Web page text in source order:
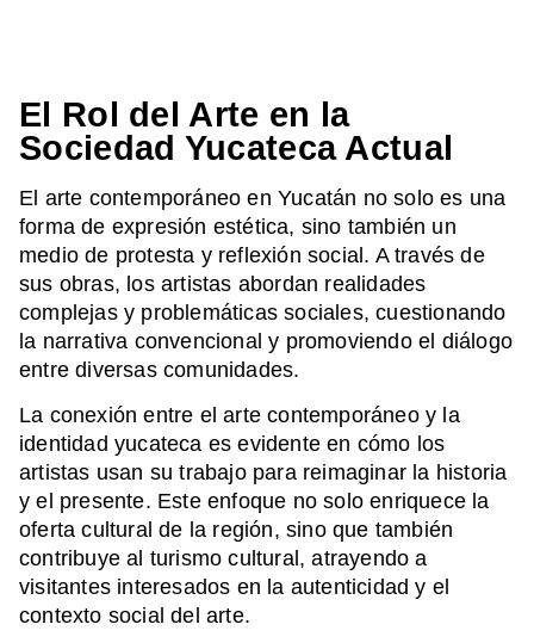
El Rol del Arte en la
Sociedad Yucateca Actual
El arte contemporáneo en Yucatán no solo es una
forma de expresión estética, sino también un
medio de protesta y reflexión social. A través de
sus obras, los artistas abordan realidades
complejas y problemáticas sociales, cuestionando
la narrativa convencional y promoviendo el diálogo
entre diversas comunidades.
La conexión entre el arte contemporáneo y la
identidad yucateca es evidente en cómo los
artistas usan su trabajo para reimaginar la historia
y el presente. Este enfoque no solo enriquece la
oferta cultural de la región, sino que también
contribuye al turismo cultural, atrayendo a
visitantes interesados en la autenticidad y el
contexto social del arte.